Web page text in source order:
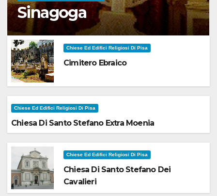
Sinagoga
Chiese Ed Edifici Religiosi Di Pisa
Cimitero Ebraico
Chiese Ed Edifici Religiosi Di Pisa
Chiesa Di Santo Stefano Extra Moenia
Chiese Ed Edifici Religiosi Di Pisa
Chiesa Di Santo Stefano Dei
Cavalieri